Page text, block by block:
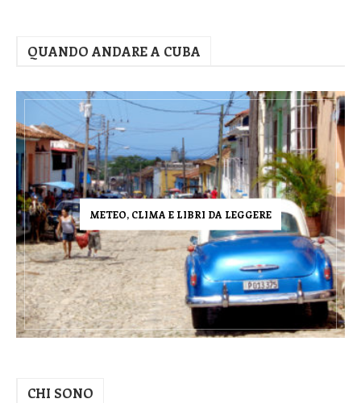
QUANDO ANDARE A CUBA
METEO, CLIMA E LIBRI DA LEGGERE
CHI SONO